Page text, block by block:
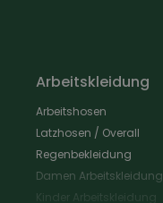
Arbeitskleidung
Arbeitshosen
Latzhosen / Overall
Regenbekleidung
Damen Arbeitskleidung
Kinder Arbeitskleidung